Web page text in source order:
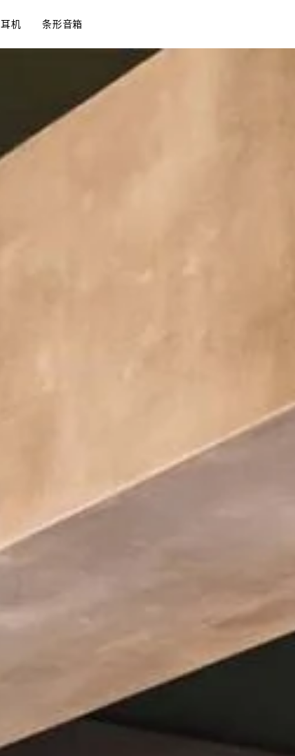
耳机 条形音箱